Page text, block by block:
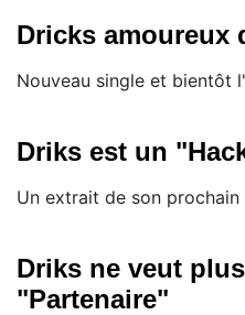
Dricks amoureux
Nouveau single et bientôt
Driks est un
Un extrait de son prochain
Driks ne veut
"Partenaire"